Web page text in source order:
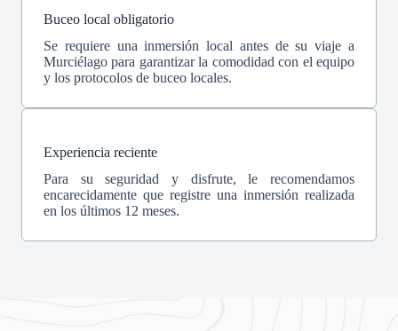
Buceo local obligatorio
Se requiere una inmersión local antes de su viaje a
Murciélago para garantizar la comodidad con el equipo
y los protocolos de buceo locales.
Experiencia reciente
Para su seguridad y disfrute, le recomendamos
encarecidamente que registre una inmersión realizada
en los últimos 12 meses.